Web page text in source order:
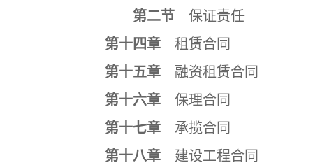
第二节 保证责任
第十四章 租赁合同
第十五章 融资租赁合同
第十六章 保理合同
第十七章 承揽合同
第十八章 建设工程合同